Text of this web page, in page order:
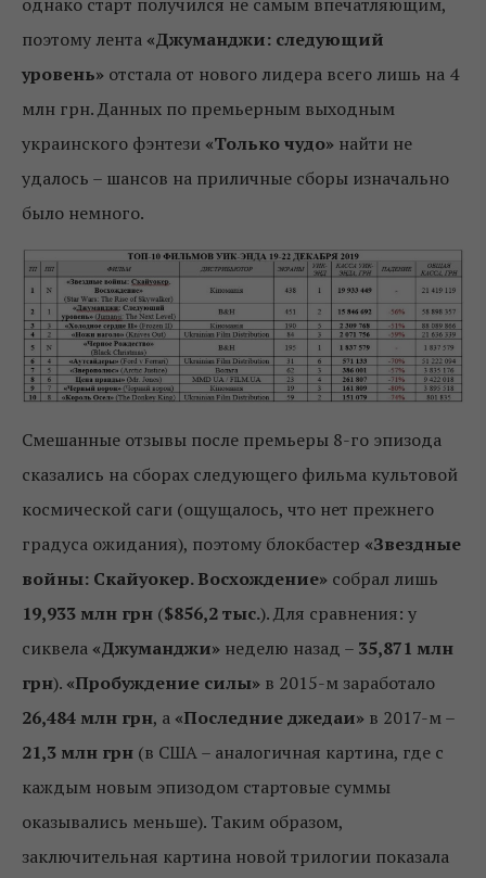
поэтому лента «Джуманджи: следующий
уровень» отстала от нового лидера всего лишь на 4
млн грн. Данных по премьерным выходным
украинского фэнтези «Только чудо» найти не
удалось – шансов на приличные сборы изначально
было немного.
Смешанные отзывы после премьеры 8-го эпизода
сказались на сборах следующего фильма культовой
космической саги (ощущалось, что нет прежнего
градуса ожидания), поэтому блокбастер «Звездные
войны: Скайуокер. Восхождение» собрал лишь
19,933 млн грн ($856,2 тыс.). Для сравнения: у
сиквела «Джуманджи» неделю назад – 35,871 млн
грн). «Пробуждение силы» в 2015-м заработало
26,484 млн грн, а «Последние джедаи» в 2017-м –
21,3 млн грн (в США – аналогичная картина, где с
каждым новым эпизодом стартовые суммы
оказывались меньше). Таким образом,
заключительная картина новой трилогии показала